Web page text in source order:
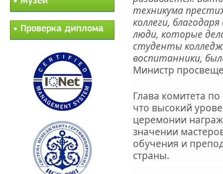
Проверка диплома
техникума
коллеги,
люди, которые
студенты
воспитанники,
Министр
Глава комитета
что высокий
церемонии
значении
обучения и
страны.